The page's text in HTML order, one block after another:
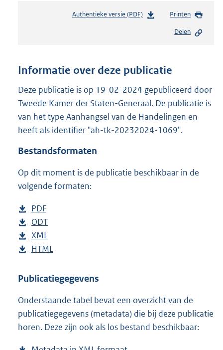
Authentieke versie (PDF)b
n
s
r
o
o
:
Printen
Delen
Informatie over deze publicatie
Deze publicatie is op 19-02-2024 gepubliceerd door
Tweede Kamer der Staten-Generaal. De publicatie is
van het type Aanhangsel van de Handelingen en
heeft als identifier "ah-tk-20232024-1069".
Bestandsformaten
Op dit moment is de publicatie beschikbaar in de
volgende formaten:
D
o
w
n
o
d
p
u
PDF
e
s
t
n
s
g
r
D
o
w
l
a
d
p
ODT
s
a
d
s
g
D
o
n
o
a
d
XML
e
t
n
d
s
D
w
l
o
a
HTML
s
a
n
d
Publicatiegegevens
Onderstaande tabel bevat een overzicht van de
publicatiegegevens (metadata) die bij deze publicatie
horen. Deze zijn ook als los bestand beschikbaar: